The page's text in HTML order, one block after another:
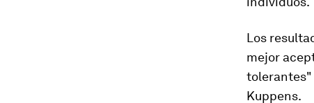
Los
mejor
tolerantes"
Kuppens.